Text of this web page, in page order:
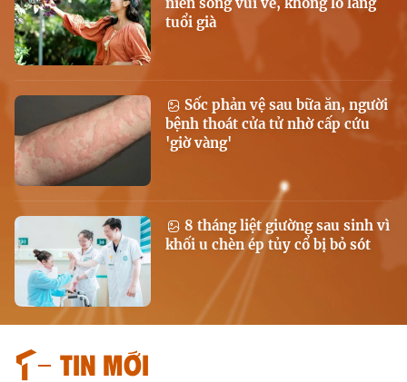
tuổi già
Sốc phản vệ sau bữa ăn, người
bệnh thoát cửa tử nhờ cấp cứu
'giờ vàng'
8 tháng liệt giường sau sinh vì
khối u chèn ép tủy cổ bị bỏ sót
Tin mới